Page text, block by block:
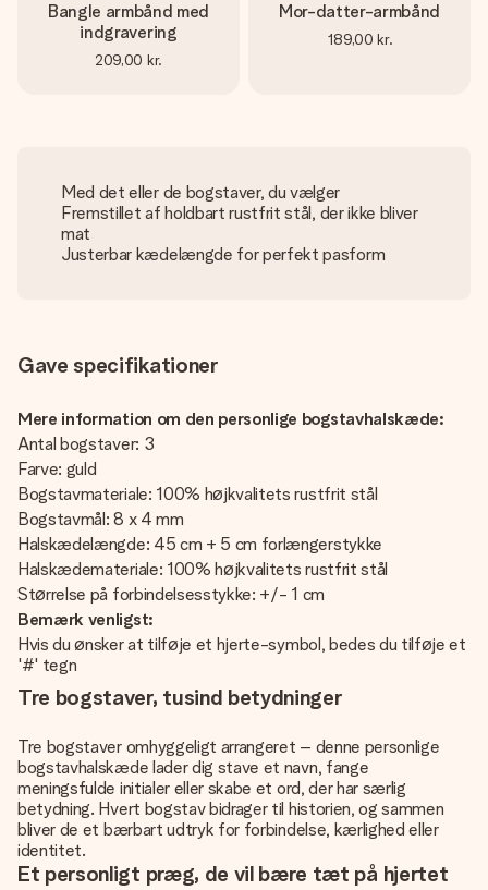
Bangle armbånd med
indgravering
209,00 kr.
Mor-datter-armbånd
189,00 kr.
Med det eller de bogstaver, du vælger
Fremstillet af holdbart rustfrit stål, der ikke bliver
mat
Justerbar kædelængde for perfekt pasform
Gave specifikationer
Mere information om den personlige bogstavhalskæde:
Antal bogstaver: 3
Farve: guld
Bogstavmateriale: 100% højkvalitets rustfrit stål
Bogstavmål: 8 x 4 mm
Halskædelængde: 45 cm + 5 cm forlængerstykke
Halskædemateriale: 100% højkvalitets rustfrit stål
Størrelse på forbindelsesstykke: +/- 1 cm
Bemærk venligst:
Hvis du ønsker at tilføje et hjerte-symbol, bedes du tilføje et
'#' tegn
Tre bogstaver, tusind betydninger
Tre bogstaver omhyggeligt arrangeret – denne personlige
bogstavhalskæde lader dig stave et navn, fange
meningsfulde initialer eller skabe et ord, der har særlig
betydning. Hvert bogstav bidrager til historien, og sammen
bliver de et bærbart udtryk for forbindelse, kærlighed eller
identitet.
Et personligt præg, de vil bære tæt på hjertet